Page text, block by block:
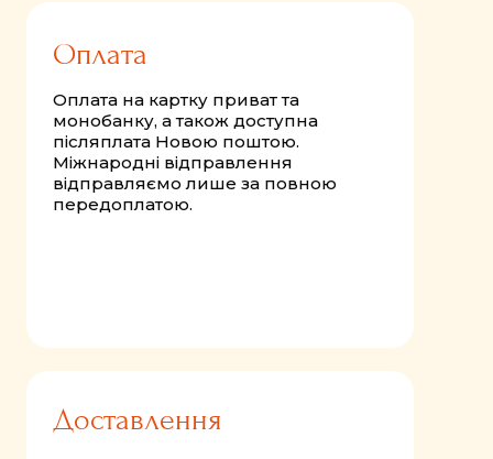
Оплата
Оплата на картку приват та
монобанку, а також доступна
післяплата Новою поштою.
Міжнародні відправлення
відправляємо лише за повною
передоплатою.
Доставлення